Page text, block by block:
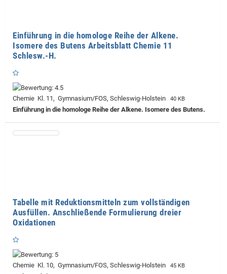
Einführung in die homologe Reihe der Alkene.
Isomere des Butens Arbeitsblatt Chemie 11
Schlesw.-H.
Chemie Kl. 11, Gymnasium/FOS, Schleswig-Holstein 40 KB
Einführung in die homologe Reihe der Alkene. Isomere des Butens.
Tabelle mit Reduktionsmitteln zum vollständigen
Ausfüllen. Anschließende Formulierung dreier
Oxidationen
Chemie Kl. 10, Gymnasium/FOS, Schleswig-Holstein 45 KB